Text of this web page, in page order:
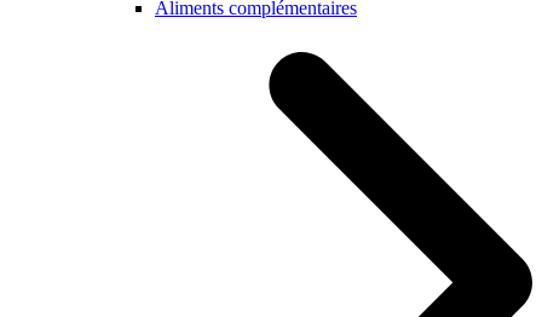
Aliments complémentaires